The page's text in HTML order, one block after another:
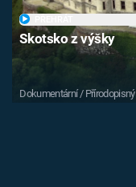
Skotsko z výšky
Dokumentární / Přírodopisný